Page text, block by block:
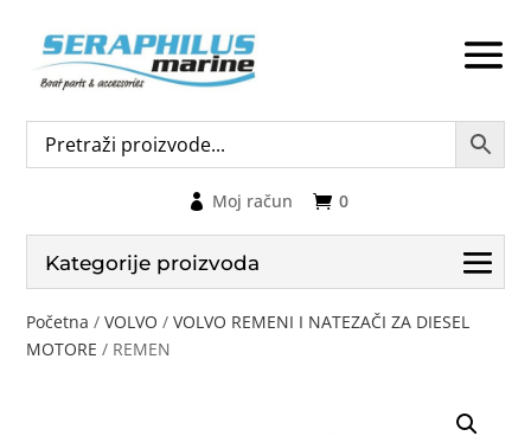
0
Moj račun
Kategorije proizvoda
Početna /VOLVO /VOLVO REMENI I NATEZAČI ZA DIESEL
MOTORE / REMEN